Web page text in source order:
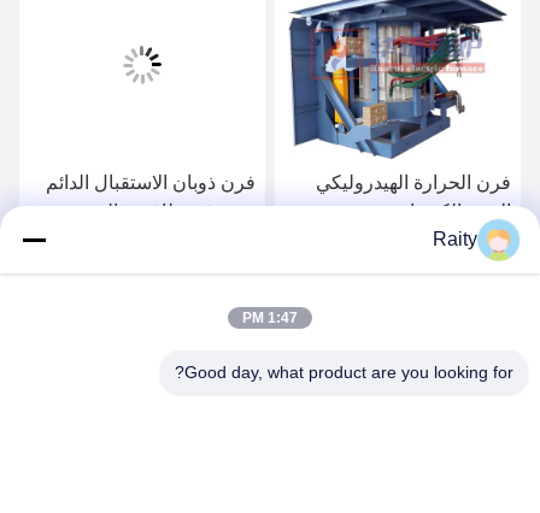
فرن الحرارة الهيدروليكي
التردد الكهربائي
احصل على أفضل سعر
فرن ذوبان الاستقبال الدائم
مع توفير طاقة مثالي
احصل على أفضل سعر
Raity
1:47 PM
Good day, what product are you looking for?